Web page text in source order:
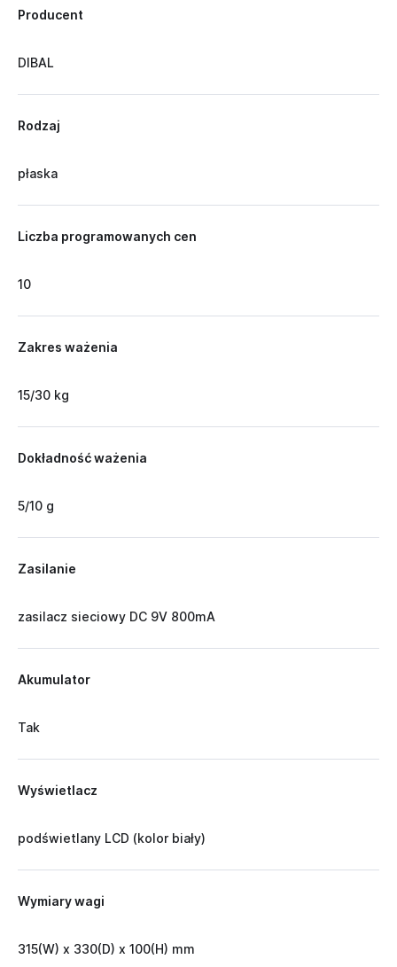
Producent
DIBAL
Rodzaj
płaska
Liczba programowanych cen
10
Zakres ważenia
15/30 kg
Dokładność ważenia
5/10 g
Zasilanie
zasilacz sieciowy DC 9V 800mA
Akumulator
Tak
Wyświetlacz
podświetlany LCD (kolor biały)
Wymiary wagi
315(W) x 330(D) x 100(H) mm